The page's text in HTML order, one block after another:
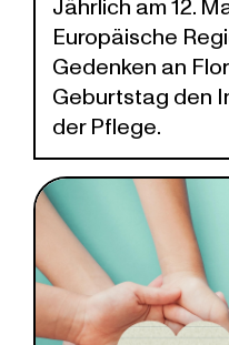
Europäische
Gedenken an
Geburtstag den
der Pflege.